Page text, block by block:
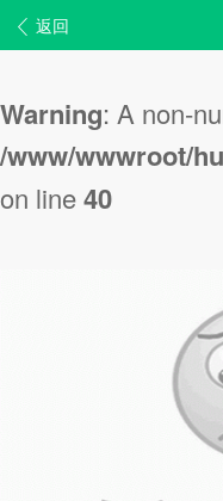
Warning: A non-
/www/wwwroot/
on line40
返回